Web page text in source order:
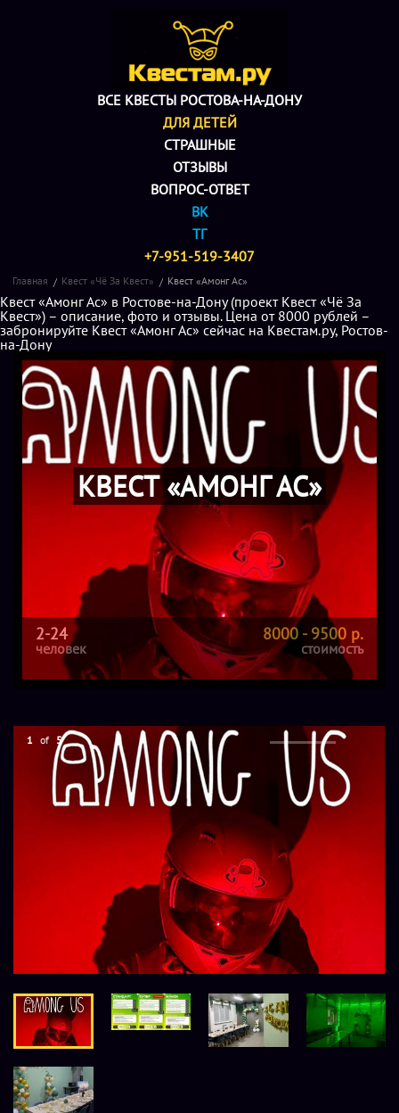
ВСЕ КВЕСТЫ РОСТОВА-НА-ДОНУ
ДЛЯ ДЕТЕЙ
СТРАШНЫЕ
ОТЗЫВЫ
ВОПРОС-ОТВЕТ
ВК
ТГ
+7-951-519-3407
Главная Квест «Чё За Квест» Квест «Амонг Ас»
Квест «Амонг Ас» в Ростове-на-Дону (проект Квест «Чё За
Квест») – описание, фото и отзывы. Цена от 8000 рублей –
забронируйте Квест «Амонг Ас» сейчас на Квестам.ру, Ростов-
на-Дону
КВЕСТ «АМОНГ АС»
2-24
человек
8000 - 9500 р.
стоимость
1 of 5